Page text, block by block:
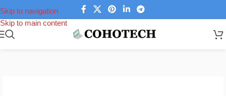
Skip to navigation
Skip to main content